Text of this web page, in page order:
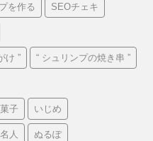
を作る SEOチェキ
け ” “ シュリンプの焼き串 ”
子 いじめ
人 ぬるぽ